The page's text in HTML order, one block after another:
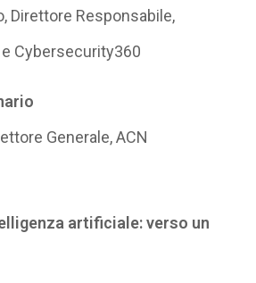
Direttore Responsabile,
Cybersecurity360
Generale, ACN
artificiale: verso un